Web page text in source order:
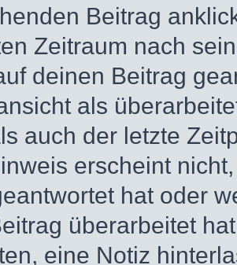
Beitrag
Zeitraum nach
deinen Beitrag
als
auch der letzte
erscheint
hat oder
überarbeitet
eine Notiz